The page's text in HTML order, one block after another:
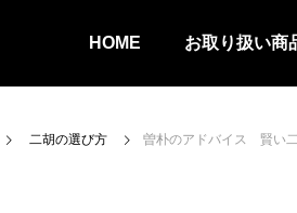
HOME お取り扱い商
二胡の選び方 曽朴のアドバイス 賢い